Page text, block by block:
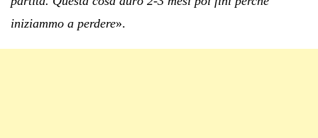
iniziammo a perdere».